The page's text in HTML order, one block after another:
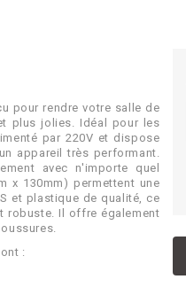
pour rendre votre salle de
plus jolies. Idéal pour les
par 220V et dispose
appareil très performant.
avec n'importe quel
x 130mm) permettent une
et plastique de qualité, ce
robuste. Il offre également
: